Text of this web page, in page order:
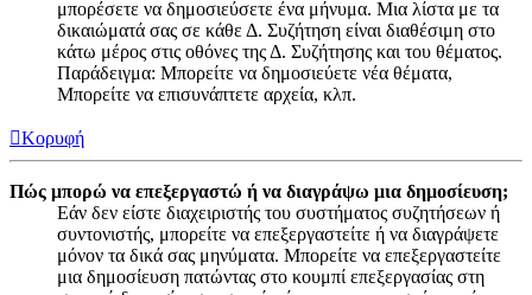
μπορέσετε να δημοσιεύσετε ένα μήνυμα. Μια λίστα με τα
δικαιώματά σας σε κάθε Δ. Συζήτηση είναι διαθέσιμη στο
κάτω μέρος στις οθόνες της Δ. Συζήτησης και του θέματος.
Παράδειγμα: Μπορείτε να δημοσιεύετε νέα θέματα,
Μπορείτε να επισυνάπτετε αρχεία, κλπ.
Κορυφή
Πώς μπορώ να επεξεργαστώ ή να διαγράψω μια δημοσίευση;
Εάν δεν είστε διαχειριστής του συστήματος συζητήσεων ή
συντονιστής, μπορείτε να επεξεργαστείτε ή να διαγράψετε
μόνον τα δικά σας μηνύματα. Μπορείτε να επεξεργαστείτε
μια δημοσίευση πατώντας στο κουμπί επεξεργασίας στη